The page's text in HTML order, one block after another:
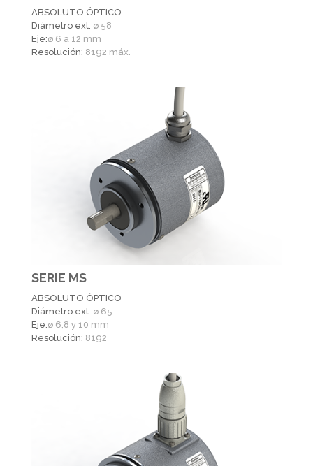
ABSOLUTO ÓPTICO
Diámetro ext. ø 58
Eje:ø 6 a 12 mm
Resolución: 8192 máx.
SERIE MS
ABSOLUTO ÓPTICO
Diámetro ext. ø 65
Eje:ø 6,8 y 10 mm
Resolución: 8192